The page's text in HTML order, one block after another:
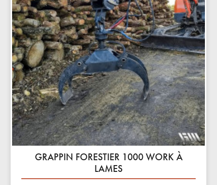
GRAPPIN FORESTIER 1000 WORK À
LAMES